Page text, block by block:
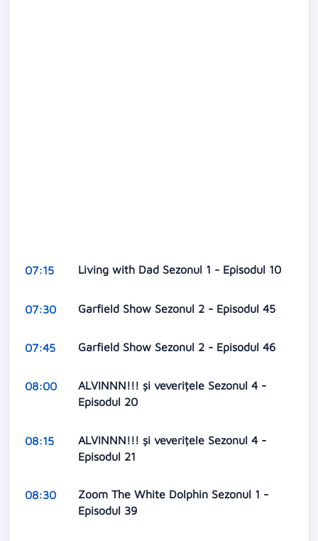
07:15 Living with Dad Sezonul 1 - Episodul 10
07:30 Garfield Show Sezonul 2 - Episodul 45
07:45 Garfield Show Sezonul 2 - Episodul 46
08:00
ALVINNN!!! și veverițele Sezonul 4 -
Episodul 20
08:15
ALVINNN!!! și veverițele Sezonul 4 -
Episodul 21
08:30
Zoom The White Dolphin Sezonul 1 -
Episodul 39